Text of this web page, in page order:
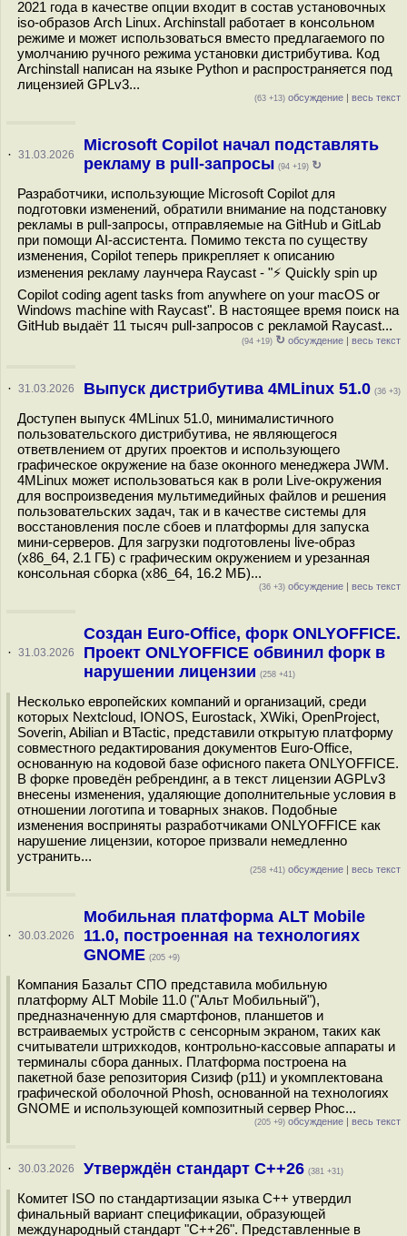
2021 года в качестве опции входит в состав установочных
iso-образов Arch Linux. Archinstall работает в консольном
режиме и может использоваться вместо предлагаемого по
умолчанию ручного режима установки дистрибутива. Код
Archinstall написан на языке Python и распространяется под
лицензией GPLv3...
(63 +13) обсуждение | весь текст
· 31.03.2026
Microsoft Copilot начал подставлять
рекламу в pull-запросы (94 +19) ↻
Разработчики, использующие Microsoft Copilot для
подготовки изменений, обратили внимание на подстановку
рекламы в pull-запросы, отправляемые на GitHub и GitLab
при помощи AI-ассистента. Помимо текста по существу
изменения, Copilot теперь прикрепляет к описанию
изменения рекламу лаунчера Raycast - "⚡ Quickly spin up
Copilot coding agent tasks from anywhere on your macOS or
Windows machine with Raycast". В настоящее время поиск на
GitHub выдаёт 11 тысяч pull-запросов с рекламой Raycast...
(94 +19) ↻ обсуждение | весь текст
· 31.03.2026 Выпуск дистрибутива 4MLinux 51.0 (36 +3)
Доступен выпуск 4MLinux 51.0, минималистичного
пользовательского дистрибутива, не являющегося
ответвлением от других проектов и использующего
графическое окружение на базе оконного менеджера JWM.
4MLinux может использоваться как в роли Live-окружения
для воспроизведения мультимедийных файлов и решения
пользовательских задач, так и в качестве системы для
восстановления после сбоев и платформы для запуска
мини-серверов. Для загрузки подготовлены live-образ
(x86_64, 2.1 ГБ) с графическим окружением и урезанная
консольная сборка (x86_64, 16.2 МБ)...
(36 +3) обсуждение | весь текст
· 31.03.2026
Создан Euro-Office, форк ONLYOFFICE.
Проект ONLYOFFICE обвинил форк в
нарушении лицензии (258 +41)
Несколько европейских компаний и организаций, среди
которых Nextcloud, IONOS, Eurostack, XWiki, OpenProject,
Soverin, Abilian и BTactic, представили открытую платформу
совместного редактирования документов Euro-Office,
основанную на кодовой базе офисного пакета ONLYOFFICE.
В форке проведён ребрендинг, а в текст лицензии AGPLv3
внесены изменения, удаляющие дополнительные условия в
отношении логотипа и товарных знаков. Подобные
изменения восприняты разработчиками ONLYOFFICE как
нарушение лицензии, которое призвали немедленно
устранить...
(258 +41) обсуждение | весь текст
· 30.03.2026
Мобильная платформа ALT Mobile
11.0, построенная на технологиях
GNOME (205 +9)
Компания Базальт СПО представила мобильную
платформу ALT Mobile 11.0 ("Альт Мобильный"),
предназначенную для смартфонов, планшетов и
встраиваемых устройств с сенсорным экраном, таких как
считыватели штрихкодов, контрольно-кассовые аппараты и
терминалы сбора данных. Платформа построена на
пакетной базе репозитория Сизиф (p11) и укомплектована
графической оболочной Phosh, основанной на технологиях
GNOME и использующей композитный сервер Phoc...
(205 +9) обсуждение | весь текст
· 30.03.2026 Утверждён стандарт C++26 (381 +31)
Комитет ISO по стандартизации языка C++ утвердил
финальный вариант спецификации, образующей
международный стандарт "C++26". Представленные в